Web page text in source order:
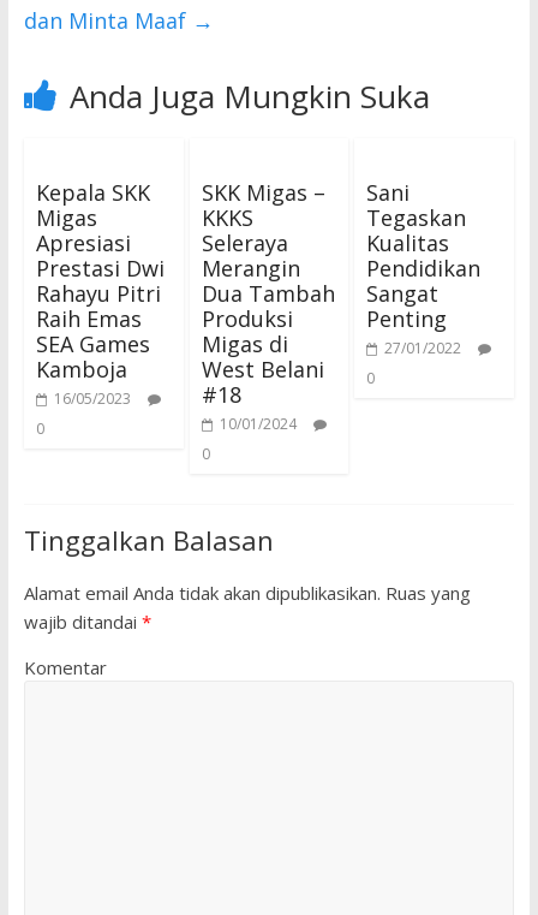
dan Minta Maaf →
Anda Juga Mungkin Suka
Kepala SKK
Migas
Apresiasi
Prestasi Dwi
Rahayu Pitri
Raih Emas
SEA Games
Kamboja
16/05/2023
0
SKK Migas –
KKKS
Seleraya
Merangin
Dua Tambah
Produksi
Migas di
West Belani
#18
10/01/2024
0
Sani
Tegaskan
Kualitas
Pendidikan
Sangat
Penting
27/01/2022
0
Tinggalkan Balasan
Alamat email Anda tidak akan dipublikasikan. Ruas yang
wajib ditandai *
Komentar